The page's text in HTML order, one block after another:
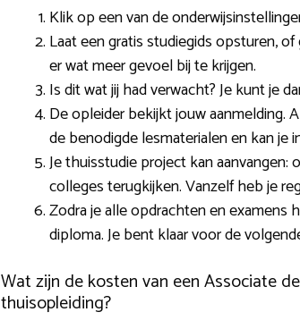
Klik op een van de
Laat een gratis studiegids opsturen,
er wat meer gevoel bij te krijgen.
Is dit wat jij had verwacht? Je kunt je
De opleider bekijkt jouw aanmelding.
de benodigde lesmaterialen en kan je
Je thuisstudie project kan
colleges terugkijken. Vanzelf heb je
Zodra je alle opdrachten en examens
diploma. Je bent klaar voor de
Wat zijn de kosten van een Associate
thuisopleiding?